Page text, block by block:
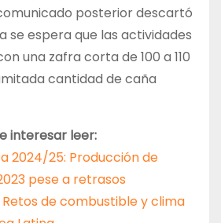
posterior descartó
se espera que las actividades
una zafra corta de 100 a 110
cantidad de caña
interesar leer:
2024/25: Producción de
pese a retrasos
de combustible y clima